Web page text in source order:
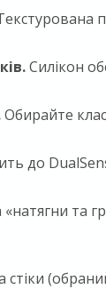
Силікон
Обирайте
до
та
стіки